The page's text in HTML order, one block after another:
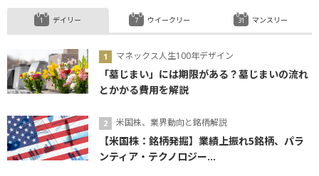
デイリー
マネックス人生100年デザイン
「墓じまい」には期限がある？墓じまいの流れ
とかかる費用を解説
米国株、業界動向と銘柄解説
【米国株：銘柄発掘】業績上振れ5銘柄、パラ
ンティア・テクノロジー...
ウイークリー マンスリー